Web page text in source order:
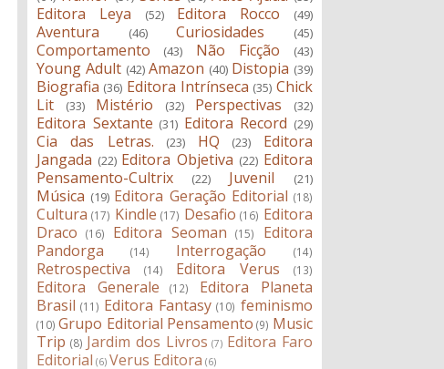
Editora Leya (52) Editora Rocco (49)
Aventura (46) Curiosidades (45)
Comportamento (43) Não Ficção (43)
Young Adult (42) Amazon (40) Distopia (39)
Biografia (36) Editora Intrínseca (35) Chick
Lit
(33) Mistério (32) Perspectivas (32)
Editora Sextante (31) Editora Record (29)
Cia das Letras. (23) HQ (23)
Editora
Jangada (22) Editora Objetiva (22) Editora
Pensamento-Cultrix
(22) Juvenil (21)
Música (19) Editora Geração Editorial (18)
Cultura (17) Kindle (17) Desafio (16) Editora
Draco
(16) Editora Seoman (15)
Editora
Pandorga
(14) Interrogação (14)
Retrospectiva (14) Editora Verus (13)
Editora Generale (12)
Editora Planeta
Brasil (11) Editora Fantasy (10) feminismo
(10) Grupo Editorial Pensamento (9) Music
Trip (8) Jardim dos Livros (7) Editora Faro
Editorial (6) Verus Editora (6)